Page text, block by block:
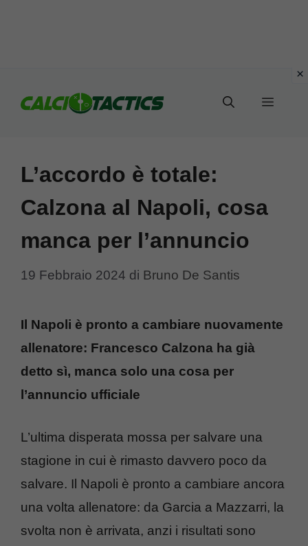
Menu
L’accordo è totale:
Calzona al Napoli, cosa
manca per l’annuncio
19 Febbraio 2024 di Bruno De Santis
Il Napoli è pronto a cambiare nuovamente
allenatore: Francesco Calzona ha già
detto sì, manca solo una cosa per
l’annuncio ufficiale
L’ultima disperata mossa per salvare una
stagione in cui è rimasto davvero poco da
salvare. Il Napoli è pronto a cambiare ancora
una volta allenatore: da Garcia a Mazzarri, la
svolta non è arrivata, anzi i risultati sono